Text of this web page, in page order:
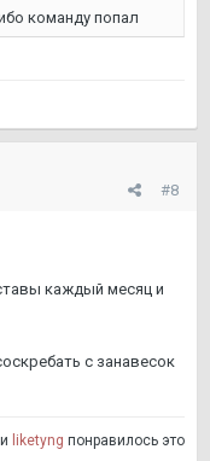
команду попал
#8
каждый месяц и
с занавесок
и liketyng понравилось это